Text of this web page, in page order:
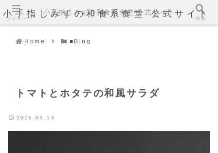
小手指しみずの和食系食堂 公式サイト
Home ■Blog
トマトとホタテの和風サラダ
2026.05.13
メニュー
小手指しみずの和食系食堂 公式サイト
検索